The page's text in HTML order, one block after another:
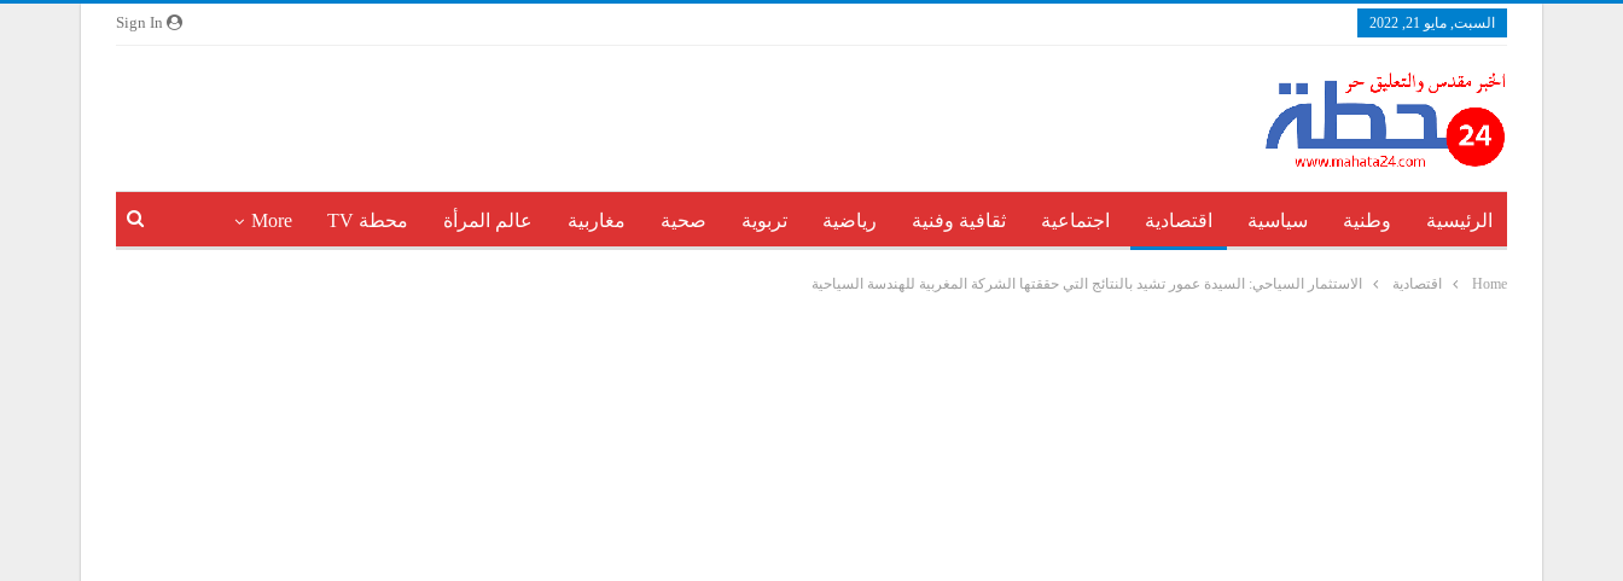
السبت, مايو 21, 2022
الرئيسية وطنية سياسية اقتصادية اجتماعية ثقافية وفنية رياضية تربوية صحية مغاربية عالم المرأة محطة TV More
Home اقتصادية الاستثمار السياحي: السيدة عمور تشيد بالنتائج التي حققتها الشركة المغربية للهندسة السياحية